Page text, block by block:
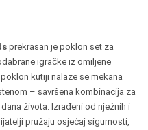
prekrasan je poklon set za
igračke iz omiljene
kutiji nalaze se mekana
– savršena kombinacija za
života. Izrađeni od nježnih i
pružaju osjećaj sigurnosti,